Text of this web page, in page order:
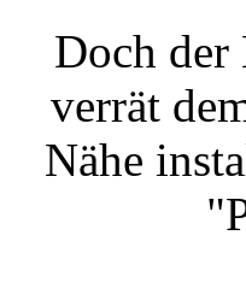
Doch der
verrät
Nähe